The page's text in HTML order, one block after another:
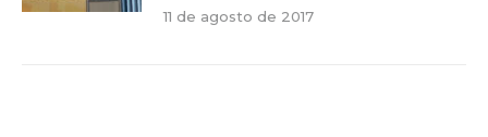
11 de agosto de 2017